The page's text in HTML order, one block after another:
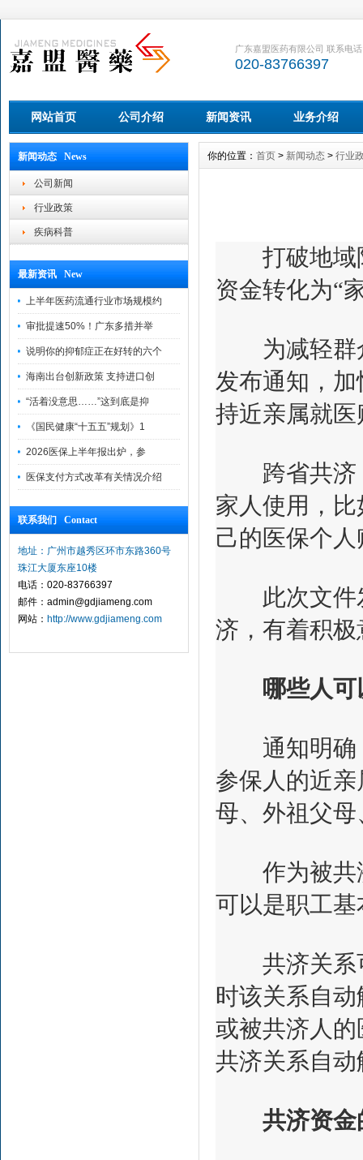
广东嘉盟医药有限公司 联系电话
020-83766397
网站首页 公司介绍 新闻资讯 业务介绍
新闻动态 News
公司新闻
行业政策
疾病科普
最新资讯 New
上半年医药流通行业市场规模约
审批提速50%！广东多措并举
说明你的抑郁症正在好转的六个
海南出台创新政策 支持进口创
“活着没意思……”这到底是抑
《国民健康“十五五”规划》1
2026医保上半年报出炉，参
医保支付方式改革有关情况介绍
联系我们 Contact
地址：广州市越秀区环市东路360号
珠江大厦东座10楼
电话：020-83766397
邮件：admin@gdjiameng.com
网站： http://www.gdjiameng.com
你的位置： 首页 > 新闻动态 > 行业
打破地域限
资金转化为“
为减轻群众
发布通知，
持近亲属就
跨省共济，
家人使用，
己的医保个
此次文件发
济，有着积极
哪些人可
通知明确，
参保人的近
母、外祖父
作为被共济
可以是职工
共济关系可
时该关系自
或被共济人
共济关系自动
共济资金